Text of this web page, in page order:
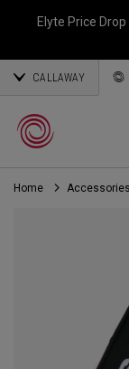
Elyte Price
CALLAWAY
Home Accessories